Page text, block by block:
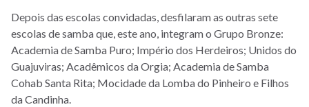
Depois das escolas convidadas, desfilaram as outras sete
escolas de samba que, este ano, integram o Grupo Bronze:
Academia de Samba Puro; Império dos Herdeiros; Unidos do
Guajuviras; Acadêmicos da Orgia; Academia de Samba
Cohab Santa Rita; Mocidade da Lomba do Pinheiro e Filhos
da Candinha.